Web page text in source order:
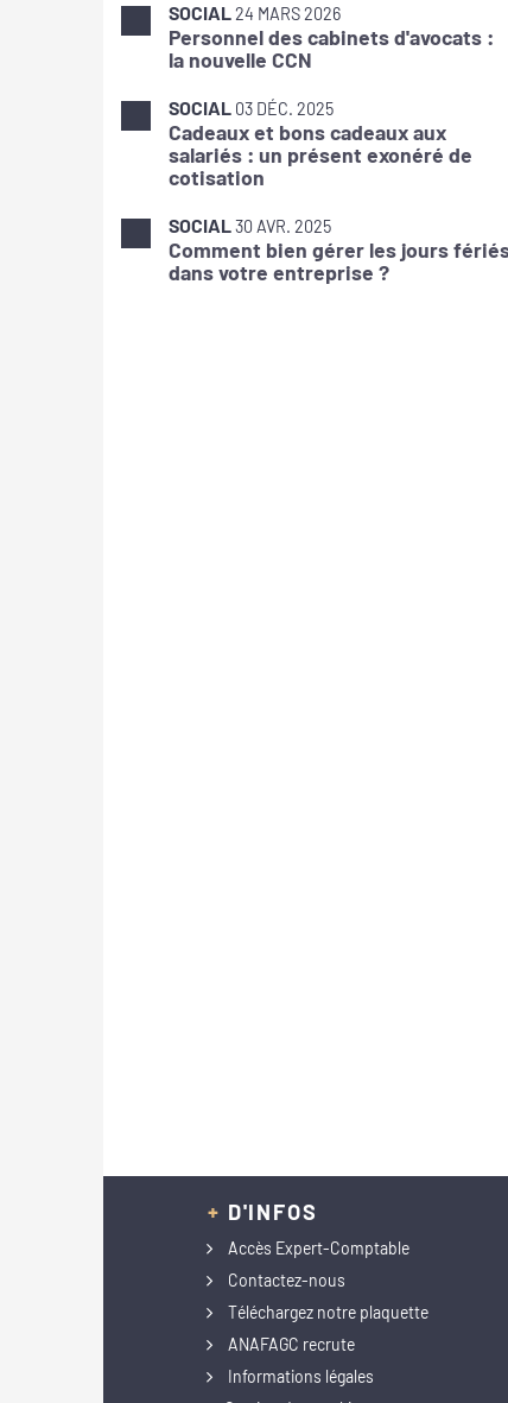
SOCIAL24 MARS 2026
Personnel des cabinets d'avocats :
la nouvelle CCN
SOCIAL 03 DÉC. 2025
Cadeaux et bons cadeaux aux
salariés : un présent exonéré de
cotisation
SOCIAL30 AVR. 2025
Comment bien gérer les jours
dans votre entreprise ?
+ D'INFOS
Accès Expert-Comptable
Contactez-nous
Téléchargez notre plaquette
ANAFAGC recrute
Informations légales